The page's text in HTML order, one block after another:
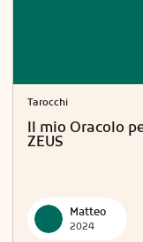
Tarocchi
Il mio Oracolo
ZEUS
Matteo
2024